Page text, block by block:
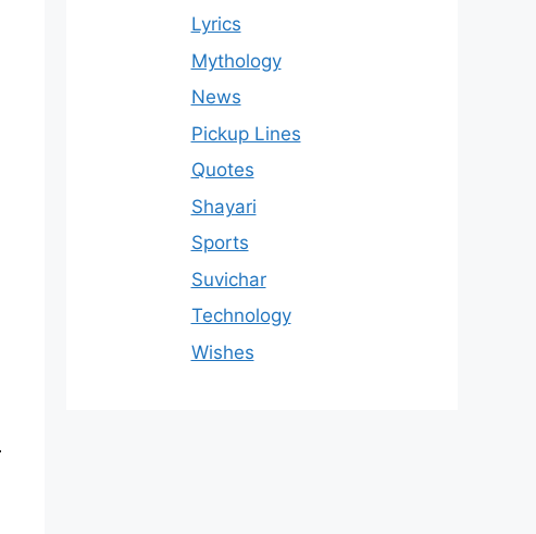
Lyrics
Mythology
News
Pickup Lines
Quotes
Shayari
Sports
Suvichar
Technology
Wishes